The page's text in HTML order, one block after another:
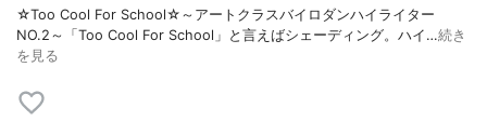
☆Too Cool For School☆～アートクラスバイロダンハイライター
NO.2～「Too Cool For School」と言えばシェーディング。ハイ…続き
を見る